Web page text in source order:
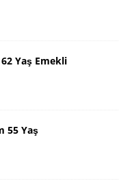
Yaş Emekli
55 Yaş